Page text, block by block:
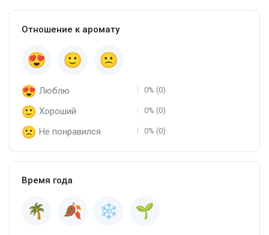
Отношение к аромату
Люблю 0% (0)
Хороший 0% (0)
Не понравился 0% (0)
Время года